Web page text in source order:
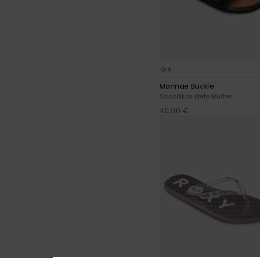
4
Mannae Buckle
Sandálias Preto Mulher
40,00 €